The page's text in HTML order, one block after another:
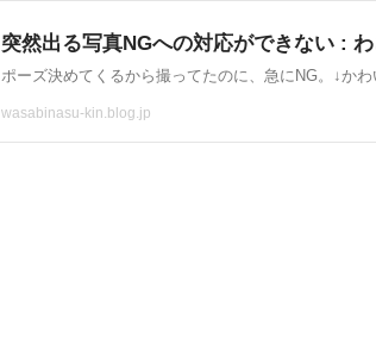
突然出る写真NGへの対応ができない :
ポーズ決めてくるから撮ってたのに、急にNG。↓か
wasabinasu-kin.blog.jp